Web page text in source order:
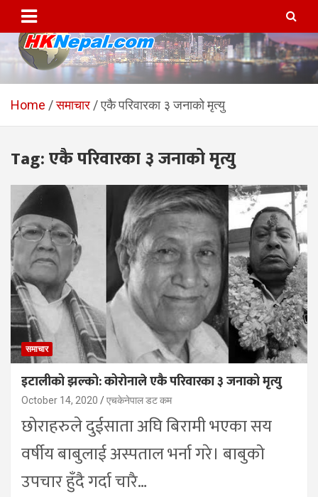
content
HKNepal.com – हङकङबाट
सञ्चालित पहिलो नेपाली अनलाईन
पत्रिका
hknepal, hknepal.com, hk nepal, hk nepal com
Home समाचार एकै परिवारका ३ जनाको मृत्यु
Tag:एकै परिवारका ३ जनाको मृत्यु
समाचार
इटालीको झल्को: कोरोनाले एकै परिवारका ३ जनाको मृत्यु
October 14, 2020 एचकेनेपाल डट कम
छोराहरुले दुईसाता अघि बिरामी भएका सय
वर्षीय बाबुलाई अस्पताल भर्ना गरे। बाबुको
उपचार हुँदै गर्दा चारै…